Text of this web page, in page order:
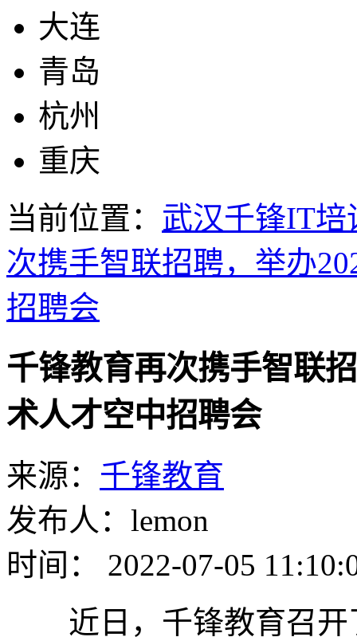
大连
青岛
杭州
重庆
当前位置： 武汉千锋IT培
次携手智联招聘，举办
招聘会
千锋教育再次携手智联
术人才空中招聘会
来源： 千锋教育
发布人：lemon
时间： 2022-07-05
近日，千锋教育召开